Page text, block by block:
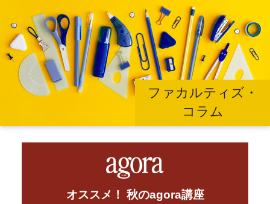
ファカルティズ・
コラム
オススメ！ 秋のagora講座